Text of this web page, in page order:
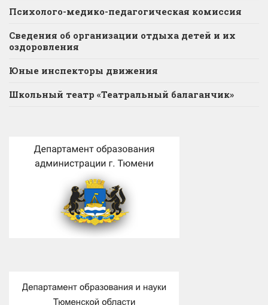
Психолого-медико-педагогическая комиссия
Сведения об организации отдыха детей и их
оздоровления
Юные инспекторы движения
Школьный театр «Театральный балаганчик»